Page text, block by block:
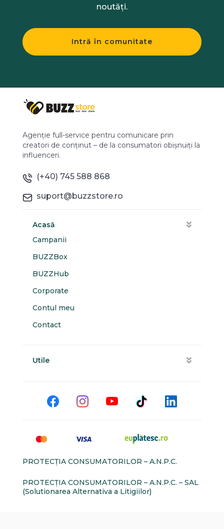
noutăți.
Intră în comunitate
Agenție full-service pentru comunicare prin
creatori de conținut – de la consumatori obișnuiți la
influenceri.
(+40) 745 588 868
suport@buzzstore.ro
Acasă
Campanii
BUZZBox
BUZZHub
Corporate
Contul meu
Contact
Utile
PROTECŢIA CONSUMATORILOR – A.N.P.C.
PROTECŢIA CONSUMATORILOR – A.N.P.C. – SAL
(Solutionarea Alternativa a Litigiilor)